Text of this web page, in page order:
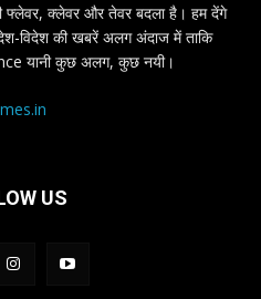
फ्लेवर, क्लेवर और तेवर बदला है। हम देंगे
विदेश की खबरें अलग अंदाज में ताकि
यानी कुछ अलग, कुछ नयी।
US